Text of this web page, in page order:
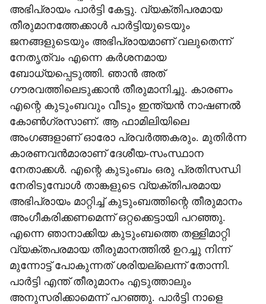
അഭിപ്രായം പാര്‍ട്ടി കേട്ടു. വ്യക്തിപരമായ
തീരുമാനത്തേക്കാള്‍ പാര്‍ട്ടിയുടെയും
ജനങ്ങളുടെയും അഭിപ്രായമാണ് വലുതെന്ന്
നേതൃത്വം എന്നെ കര്‍ശനമായ
ബോധ്യപ്പെടുത്തി. ഞാന്‍ അത്
ഗൗരവത്തിലെടുക്കാന്‍ തീരുമാനിച്ചു. കാരണം
എന്റെ കുടുംബവും വീടും ഇന്ത്യന്‍ നാഷണല്‍
കോണ്‍ഗ്രസാണ്. ആ ഫാമിലിയിലെ
അംഗങ്ങളാണ് ഓരോ പ്രവര്‍ത്തകരും. മുതിര്‍ന്ന
കാരണവന്‍മാരാണ് ദേശീയ-സംസ്ഥാന
നേതാക്കള്‍. എന്റെ കുടുംബം ഒരു പ്രതിസന്ധി
നേരിടുമ്പോള്‍ താങ്കളുടെ വ്യക്തിപരമായ
അഭിപ്രായം മാറ്റിച്ച് കുടുംബത്തിന്റെ തീരുമാനം
അംഗീകരിക്കണമെന്ന് ഒറ്റക്കെട്ടായി പറഞ്ഞു.
എന്നെ ഞാനാക്കിയ കുടുംബത്തെ തള്ളിമാറ്റി
വ്യക്തപരമായ തീരുമാനത്തില്‍ ഉറച്ചു നിന്ന്
മുന്നോട്ട് പോകുന്നത് ശരിയല്ലെന്ന് തോന്നി.
പാര്‍ട്ടി എന്ത് തീരുമാനം എടുത്താലും
അനുസരിക്കാമെന്ന് പറഞ്ഞു. പാര്‍ട്ടി നാളെ